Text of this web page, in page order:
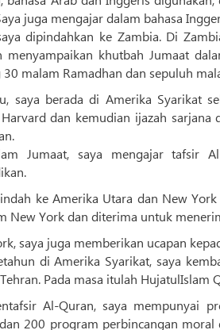
juga mengajar dalam bahasa
dipindahkan ke Zambia. Di
menyampaikan khutbah Jumaat
30 malam Ramadhan dan sepuluh
saya berada di Amerika Syarikat
dan kemudian ijazah
Jumaat, saya mengajar tafsir
ke Amerika Utara dan New
New York dan diterima untuk
saya juga memberikan ucapan
di Amerika Syarikat, saya
Pada masa itulah HujatulIslam
Al-Quran, saya mempunyai
200 program perbincangan